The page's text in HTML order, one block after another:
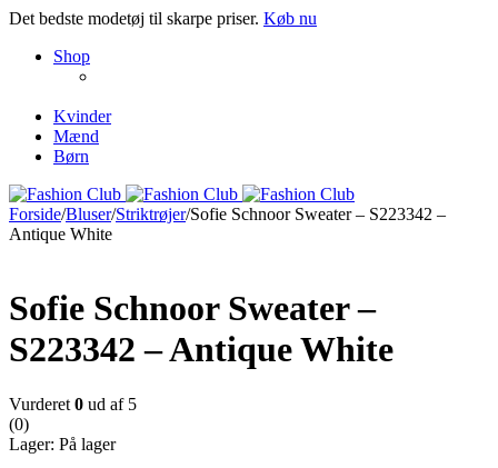
Det bedste modetøj til skarpe priser. Køb nu
Shop
Kvinder
Mænd
Børn
Forside/Bluser/Striktrøjer/Sofie Schnoor Sweater – S223342 –
Antique White
Sofie Schnoor Sweater –
S223342 – Antique White
Vurderet 0 ud af 5
(0)
Lager: På lager